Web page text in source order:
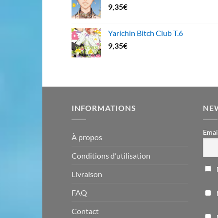
9,35€
Yarichin Bitch Club T.6
9,35€
INFORMATIONS
À propos
Conditions d’utilisation
Livraison
FAQ
Contact